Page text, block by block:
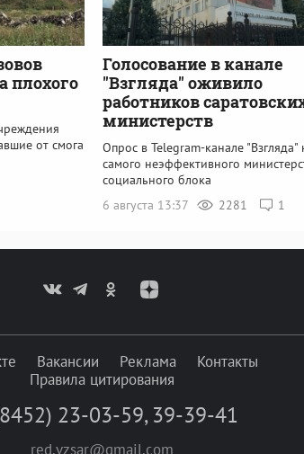
плохого
от смога
Голосование в канале
"Взгляда" оживило
работников
министерств
Опрос в Telegram-канале "Взгляда"
самого неэффективного
социального блока
6 августа 13:37
2281 1
Вакансии Реклама
Контакты
Правила цитирования
23-03-59, 39-39-41
red.vzsar@gmail.com